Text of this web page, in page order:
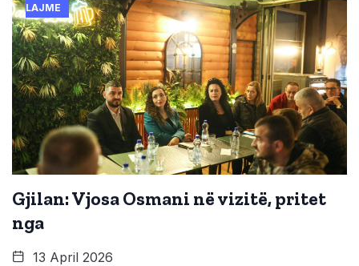
LAJME
Gjilan: Vjosa Osmani në vizitë, pritet
nga
13 April 2026